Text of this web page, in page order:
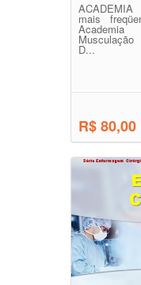
mais
Musculação
D...
R$ 80,00